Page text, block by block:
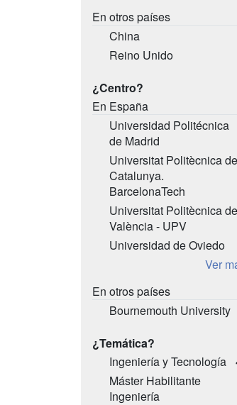
En otros países
China
Reino Unido
¿Centro?
En España
Universidad Politécnica
de Madrid
Universitat Politècnica de
Catalunya.
BarcelonaTech
Universitat Politècnica de
València - UPV
Universidad de Oviedo
Ver
En otros países
Bournemouth University
¿Temática?
Ingeniería y Tecnología
Máster Habilitante
Ingeniería